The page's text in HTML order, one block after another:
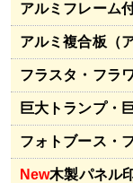
アルミフレーム
アルミ複合板（
フラスタ・フラ
巨大トランプ・
フォトブース・
New木製パネル